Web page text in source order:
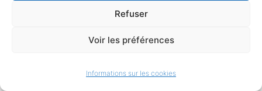
Refuser
Voir les préférences
Informations sur les cookies
BIBLIO-PHOTOTHEQUE
Une base photographique unique,
imaginée et alimentée par Charlotte